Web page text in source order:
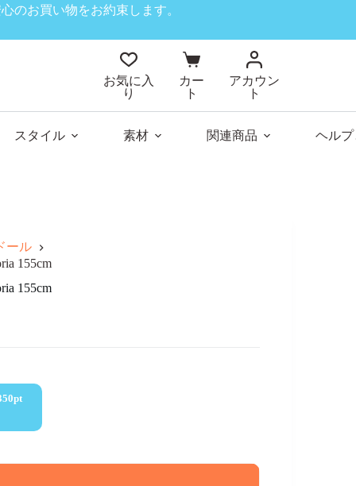
のお買い物をお約束します。
お気に入
り
カー
ト
アカウン
ト
スタイル 素材 関連商品 ヘル
ール
155cm
155cm
pt